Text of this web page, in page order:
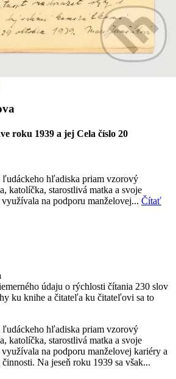
roku 1939 a jej Cela číslo 20
ľudáckeho hľadiska priam vzorový
katolíčka, starostlivá matka a svoje
na podporu manželovej... Čítať
údaju o rýchlosti čítania 230 slov
ku knihe a čitateľa ku čitateľovi sa to
ľudáckeho hľadiska priam vzorový
katolíčka, starostlivá matka a svoje
na podporu manželovej kariéry a
Na jeseň roku 1939 sa však...